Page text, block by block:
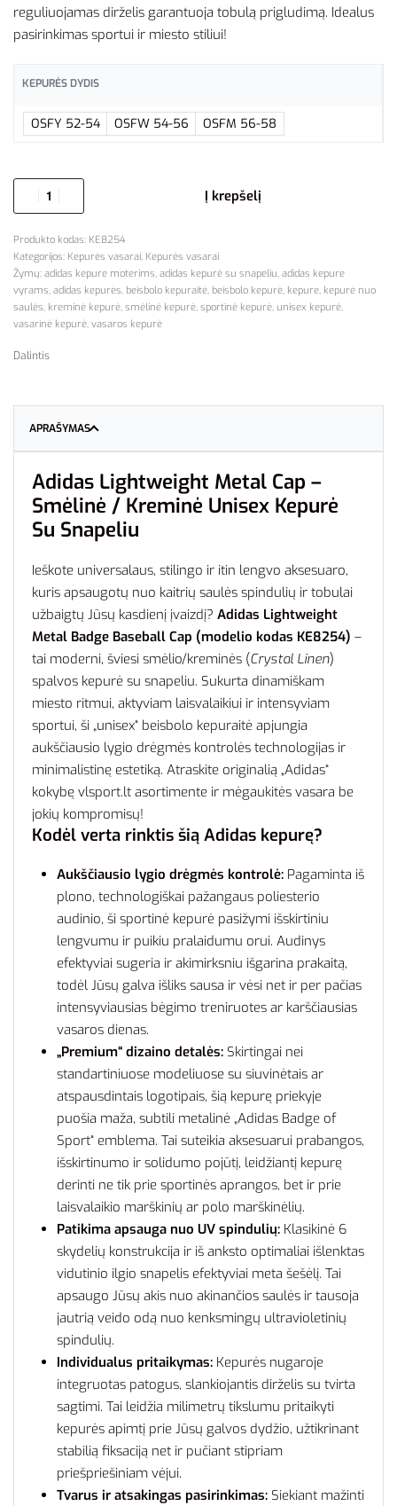
reguliuojamas dirželis garantuoja tobulą prigludimą. Idealus
pasirinkimas sportui ir miesto stiliui!
KEPURĖS DYDIS
OSFY 52-54 OSFW 54-56 OSFM 56-58
Į krepšelį
KE8254
Kategorijos: Kepurės vasarai, Kepurės vasarai
Žymų: adidas kepure moterims, adidas kepurė su snapeliu, adidas kepure
vyrams, adidas kepurės, beisbolo kepuraitė, beisbolo kepurė, kepure, kepurė nuo
saulės, kreminė kepurė, smėlinė kepurė, sportinė kepurė, unisex kepurė,
vasarinė kepurė, vasaros kepurė
Dalintis
APRAŠYMAS
Adidas Lightweight Metal Cap –
Smėlinė / Kreminė Unisex Kepurė
Su Snapeliu
Ieškote universalaus, stilingo ir itin lengvo aksesuaro,
kuris apsaugotų nuo kaitrių saulės spindulių ir tobulai
užbaigtų Jūsų kasdienį įvaizdį? Adidas Lightweight
Metal Badge Baseball Cap (modelio kodas KE8254) –
tai moderni, šviesi smėlio/kreminės (Crystal Linen)
spalvos kepurė su snapeliu. Sukurta dinamiškam
miesto ritmui, aktyviam laisvalaikiui ir intensyviam
sportui, ši „unisex“ beisbolo kepuraitė apjungia
aukščiausio lygio drėgmės kontrolės technologijas ir
minimalistinę estetiką. Atraskite originalią „Adidas“
kokybę vlsport.lt asortimente ir mėgaukitės vasara be
jokių kompromisų!
Kodėl verta rinktis šią Adidas kepurę?
Aukščiausio lygio drėgmės kontrolė: Pagaminta iš
plono, technologiškai pažangaus poliesterio
audinio, ši sportinė kepurė pasižymi išskirtiniu
lengvumu ir puikiu pralaidumu orui. Audinys
efektyviai sugeria ir akimirksniu išgarina prakaitą,
todėl Jūsų galva išliks sausa ir vėsi net ir per pačias
intensyviausias bėgimo treniruotes ar karščiausias
vasaros dienas.
„Premium“ dizaino detalės: Skirtingai nei
standartiniuose modeliuose su siuvinėtais ar
atspausdintais logotipais, šią kepurę priekyje
puošia maža, subtili metalinė „Adidas Badge of
Sport“ emblema. Tai suteikia aksesuarui prabangos,
išskirtinumo ir solidumo pojūtį, leidžiantį kepurę
derinti ne tik prie sportinės aprangos, bet ir prie
laisvalaikio marškinių ar polo marškinėlių.
Patikima apsauga nuo UV spindulių: Klasikinė 6
skydelių konstrukcija ir iš anksto optimaliai išlenktas
vidutinio ilgio snapelis efektyviai meta šešėlį. Tai
apsaugo Jūsų akis nuo akinančios saulės ir tausoja
jautrią veido odą nuo kenksmingų ultravioletinių
spindulių.
Individualus pritaikymas: Kepurės nugaroje
integruotas patogus, slankiojantis dirželis su tvirta
sagtimi. Tai leidžia milimetrų tikslumu pritaikyti
kepurės apimtį prie Jūsų galvos dydžio, užtikrinant
stabilią fiksaciją net ir pučiant stipriam
priešpriešiniam vėjui.
Tvarus ir atsakingas pasirinkimas: Siekiant mažinti